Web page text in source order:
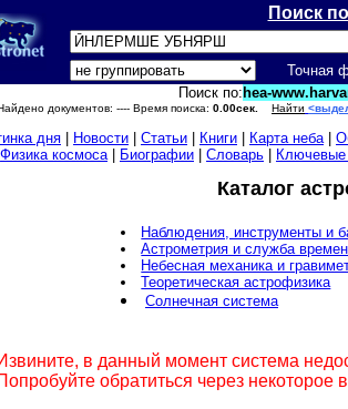
Поиск
Точная
Поиск по: hea-
документов: ---- Время поиска: 0.00сек. Найти
дня Новости Статьи Книги Карта неба|
Физика космоса| Биографии Словарь Ключевые
Каталог
Наблюдения, инструменты и
Астрометрия и служба
Небесная механика и
Теоретическая астрофизика
Солнечная система
в данный момент система
обратиться через некоторое